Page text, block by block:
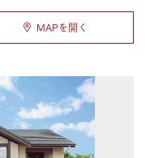
MAPを開く